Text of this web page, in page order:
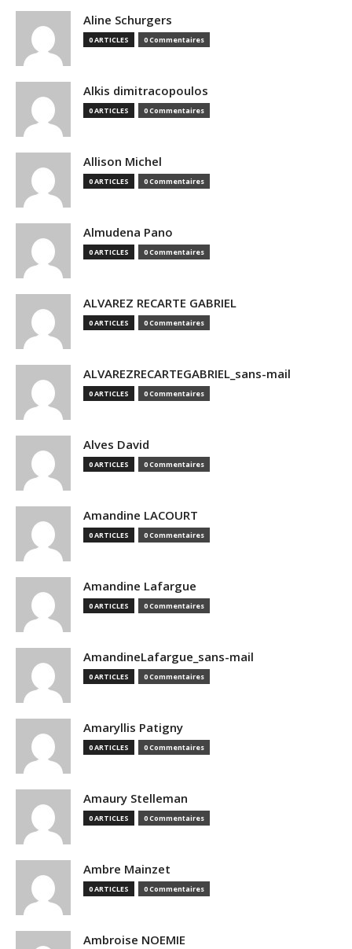
Aline Schurgers
0 ARTICLES 0 Commentaires
Alkis dimitracopoulos
0 ARTICLES 0 Commentaires
Allison Michel
0 ARTICLES 0 Commentaires
Almudena Pano
0 ARTICLES 0 Commentaires
ALVAREZ RECARTE GABRIEL
0 ARTICLES 0 Commentaires
ALVAREZRECARTEGABRIEL_sans-mail
0 ARTICLES 0 Commentaires
Alves David
0 ARTICLES 0 Commentaires
Amandine LACOURT
0 ARTICLES 0 Commentaires
Amandine Lafargue
0 ARTICLES 0 Commentaires
AmandineLafargue_sans-mail
0 ARTICLES 0 Commentaires
Amaryllis Patigny
0 ARTICLES 0 Commentaires
Amaury Stelleman
0 ARTICLES 0 Commentaires
Ambre Mainzet
0 ARTICLES 0 Commentaires
Ambroise NOEMIE